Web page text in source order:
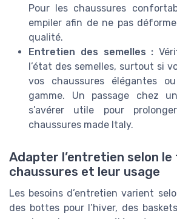
Pour les chaussures
empiler afin de ne pas
qualité.
Entretien des semelles :
l’état des semelles, surtout si
vos chaussures élégantes
gamme. Un passage chez
s’avérer utile pour
chaussures made Italy.
Adapter l’entretien selon le
chaussures et leur usage
Les besoins d’entretien varient
des bottes pour l’hiver, des